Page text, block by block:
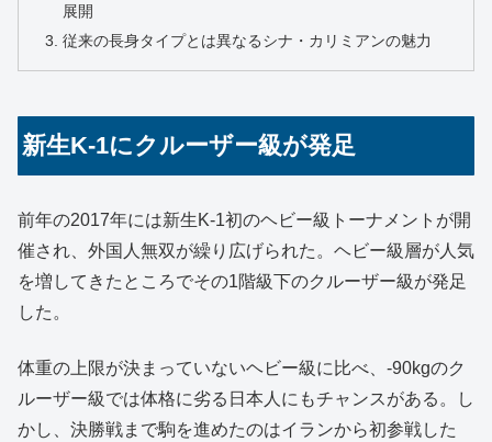
展開
従来の長身タイプとは異なるシナ・カリミアンの魅力
新生K-1にクルーザー級が発足
前年の2017年には新生K-1初のヘビー級トーナメントが開
催され、外国人無双が繰り広げられた。ヘビー級層が人気
を増してきたところでその1階級下のクルーザー級が発足
した。
体重の上限が決まっていないヘビー級に比べ、-90kgのク
ルーザー級では体格に劣る日本人にもチャンスがある。し
かし、決勝戦まで駒を進めたのはイランから初参戦した